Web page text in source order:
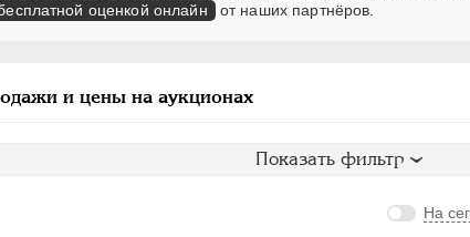
оценкой онлайн от наших партнёров.
и цены на аукционах
Показать фильтр
На